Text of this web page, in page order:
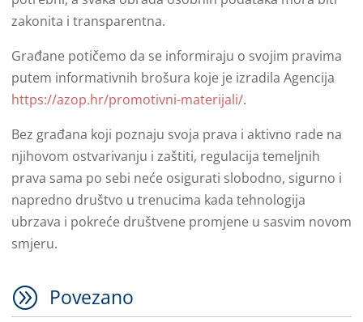
zakonita i transparentna.
Građane potičemo da se informiraju o svojim pravima
putem informativnih brošura koje je izradila Agencija
https://azop.hr/promotivni-materijali/.
Bez građana koji poznaju svoja prava i aktivno rade na
njihovom ostvarivanju i zaštiti, regulacija temeljnih
prava sama po sebi neće osigurati slobodno, sigurno i
napredno društvo u trenucima kada tehnologija
ubrzava i pokreće društvene promjene u sasvim novom
smjeru.
A Povezano